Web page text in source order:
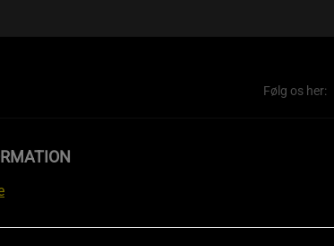
Følg os her: